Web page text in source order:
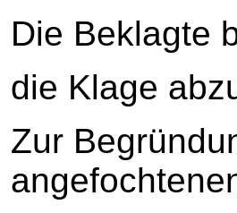
Die Beklagte
die Klage
Zur